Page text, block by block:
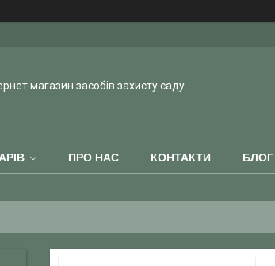
магазин засобів захисту саду
ПРО НАС КОНТАКТИ БЛОГ